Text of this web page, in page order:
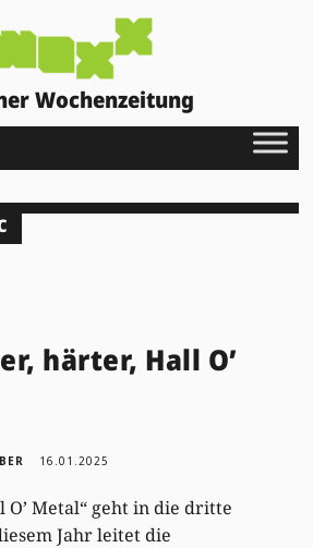
Wochenzeitung
härter, Hall O’
16.01.2025
O’ Metal“ geht in die dritte
Jahr leitet die